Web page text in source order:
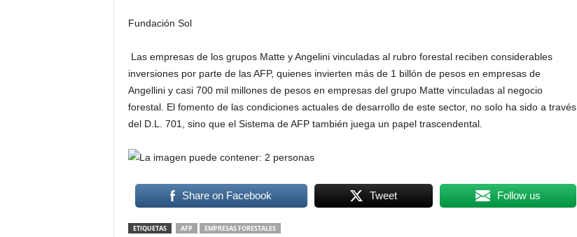
Fundación Sol
Las empresas de los grupos Matte y Angelini vinculadas al rubro forestal reciben considerables
inversiones por parte de las AFP, quienes invierten más de 1 billón de pesos en empresas de
Angellini y casi 700 mil millones de pesos en empresas del grupo Matte vinculadas al negocio
forestal. El fomento de las condiciones actuales de desarrollo de este sector, no solo ha sido a través
del D.L. 701, sino que el Sistema de AFP también juega un papel trascendental.
Share on Facebook Tweet Follow us
ETIQUETAS AFP EMPRESAS FORESTALES